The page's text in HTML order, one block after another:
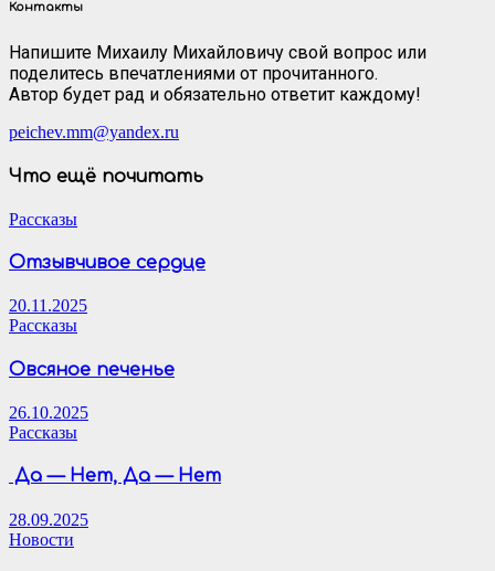
Контакты
Напишите Михаилу Михайловичу свой вопрос или
поделитесь впечатлениями от прочитанного.
Автор будет рад и обязательно ответит каждому!
peichev.mm@yandex.ru
Что ещё почитать
Рассказы
Отзывчивое сердце
20.11.2025
Рассказы
Овсяное печенье
26.10.2025
Рассказы
Да — Нет, Да — Нет
28.09.2025
Новости